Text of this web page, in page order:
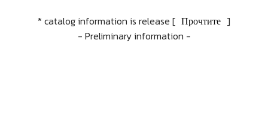
* catalog information is release [ Прочтите ]
- Preliminary information -